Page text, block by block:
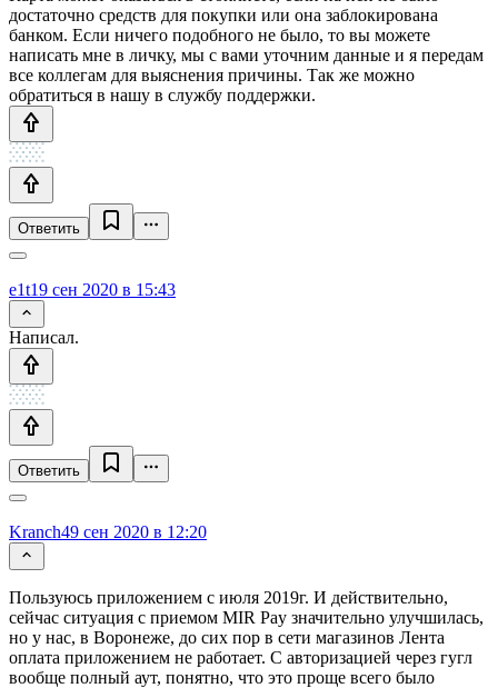
достаточно средств для покупки или она заблокирована
банком. Если ничего подобного не было, то вы можете
написать мне в личку, мы с вами уточним данные и я передам
все коллегам для выяснения причины. Так же можно
обратиться в нашу в службу поддержки.
Ответить
e1t19 сен 2020 в 15:43
Написал.
Ответить
Kranch49 сен 2020 в 12:20
Пользуюсь приложением с июля 2019г. И действительно,
сейчас ситуация с приемом MIR Pay значительно улучшилась,
но у нас, в Воронеже, до сих пор в сети магазинов Лента
оплата приложением не работает. С авторизацией через гугл
вообще полный аут, понятно, что это проще всего было